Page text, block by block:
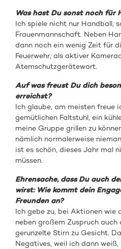
Was hast Du sonst noch für
Ich spiele nicht nur Handball,
Frauenmannschaft. Neben
dann noch ein wenig Zeit für
Feuerwehr, als aktiver
Atemschutzgerätewart.
Auf was freust Du dich
erreichst?
Ich glaube, am meisten freue
gemütlichen Faltstuhl, ein
meine Gruppe grillen zu
nämlich normalerweise
ist es schön, dieses Jahr mal
müssen.
Ehrensache, dass Du auch
wirst: Wie kommt dein
Freunden an?
Ich gebe zu, bei Aktionen wie
neben großem Zuspruch auch
gerunzelte Stirn zu Gesicht.
Negatives, weil ich dann